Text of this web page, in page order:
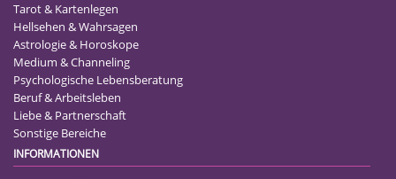
Tarot & Kartenlegen
Hellsehen & Wahrsagen
Astrologie & Horoskope
Medium & Channeling
Psychologische Lebensberatung
Beruf & Arbeitsleben
Liebe & Partnerschaft
Sonstige Bereiche
INFORMATIONEN